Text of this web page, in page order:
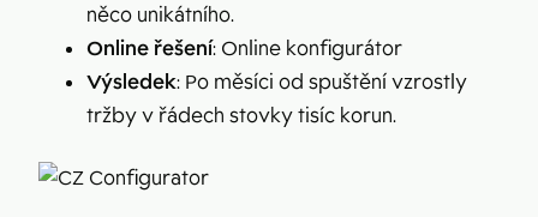
něco unikátního.
Online řešení: Online konfigurátor
Výsledek: Po měsíci od spuštění vzrostly
tržby v řádech stovky tisíc korun.